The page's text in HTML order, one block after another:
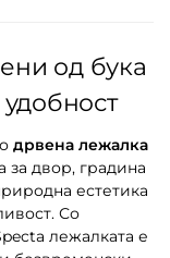
од бука
дрвена лежалка
за двор, градина
естетика
Со
лежалката е